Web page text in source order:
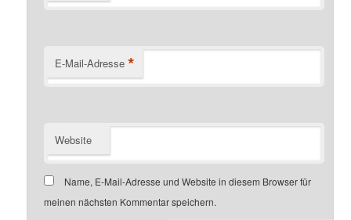
E-Mail-Adresse *
Website
Name, E-Mail-Adresse und Website in diesem Browser für
meinen nächsten Kommentar speichern.